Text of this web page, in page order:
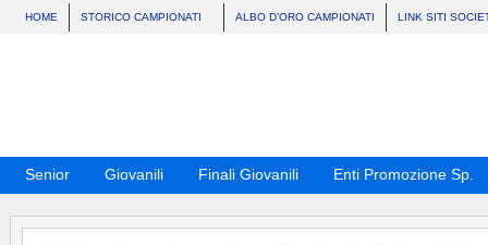
HOME STORICO CAMPIONATI ALBO D’ORO CAMPIONATI LINK SITI
Senior Giovanili Finali Giovanili Enti Promozione Sp.